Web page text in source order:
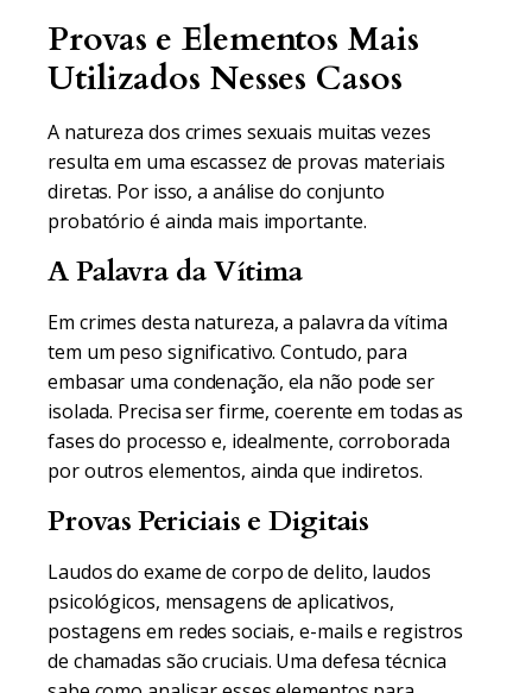
Provas e Elementos Mais
Utilizados Nesses Casos
A natureza dos crimes sexuais muitas vezes
resulta em uma escassez de provas materiais
diretas. Por isso, a análise do conjunto
probatório é ainda mais importante.
A Palavra da Vítima
Em crimes desta natureza, a palavra da vítima
tem um peso significativo. Contudo, para
embasar uma condenação, ela não pode ser
isolada. Precisa ser firme, coerente em todas as
fases do processo e, idealmente, corroborada
por outros elementos, ainda que indiretos.
Provas Periciais e Digitais
Laudos do exame de corpo de delito, laudos
psicológicos, mensagens de aplicativos,
postagens em redes sociais, e-mails e registros
de chamadas são cruciais. Uma defesa técnica